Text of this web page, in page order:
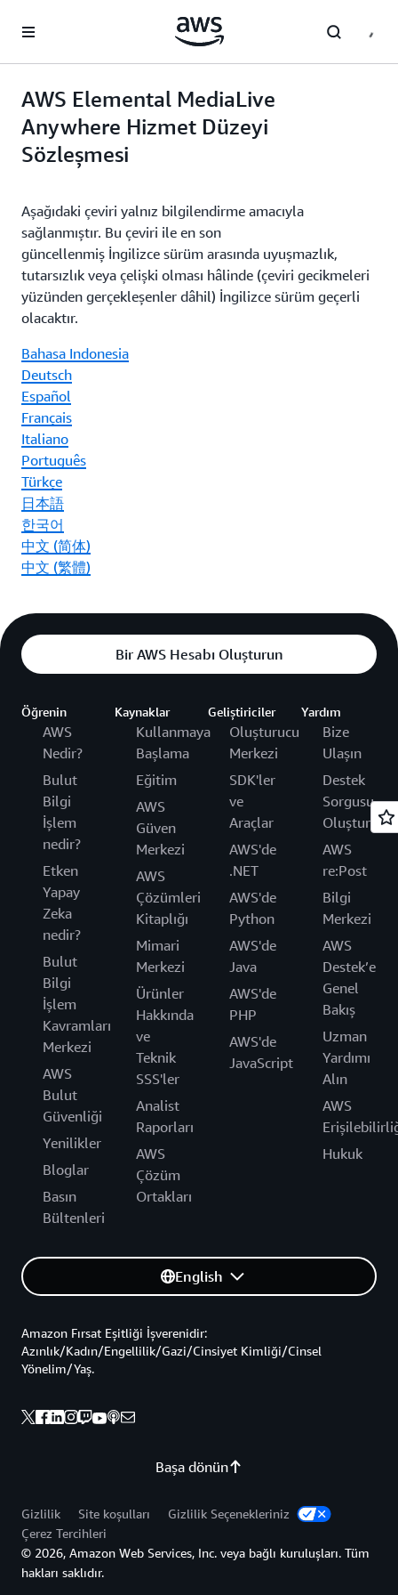
AWS Elemental MediaLive
Anywhere Hizmet Düzeyi
Sözleşmesi
Aşağıdaki çeviri yalnız bilgilendirme amacıyla
sağlanmıştır. Bu çeviri ile en son
güncellenmiş İngilizce sürüm arasında uyuşmazlık,
tutarsızlık veya çelişki olması hâlinde (çeviri gecikmeleri
yüzünden gerçekleşenler dâhil) İngilizce sürüm geçerli
olacaktır.
Bahasa Indonesia
Deutsch
Español
Français
Italiano
Português
Türkçe
日本語
한국어
中文 (简体)
中文 (繁體)
Bir AWS Hesabı Oluşturun
Öğrenin
AWS
Nedir?
Bulut
Bilgi
İşlem
nedir?
Etken
Yapay
Zeka
nedir?
Bulut
Bilgi
İşlem
Kavramları
Merkezi
AWS
Bulut
Güvenliği
Yenilikler
Bloglar
Basın
Bültenleri
Kaynaklar
Kullanmaya
Başlama
Eğitim
AWS
Güven
Merkezi
AWS
Çözümleri
Kitaplığı
Mimari
Merkezi
Ürünler
Hakkında
ve
Teknik
SSS'ler
Analist
Raporları
AWS
Çözüm
Ortakları
Geliştiriciler
Oluşturucu
Merkezi
SDK'ler
ve
Araçlar
AWS'de
.NET
AWS'de
Python
AWS'de
Java
AWS'de
PHP
AWS'de
JavaScript
Yardım
Bize
Ulaşın
Destek
Sorgusu
Oluşturun
AWS
re:Post
Bilgi
Merkezi
AWS
Destek’e
Genel
Bakış
Uzman
Yardımı
Alın
AWS
Hukuk
English
Başa dönün
Amazon Fırsat Eşitliği İşverenidir:
Azınlık/Kadın/Engellilik/Gazi/Cinsiyet Kimliği/Cinsel
Yönelim/Yaş.
Gizlilik Site koşulları
Gizlilik Seçenekleriniz
Çerez Tercihleri
© 2026, Amazon Web Services, Inc. veya bağlı kuruluşları. Tüm
hakları saklıdır.